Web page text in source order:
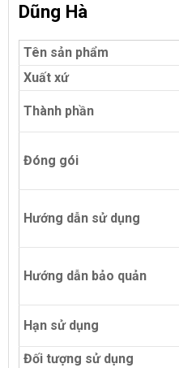
Dũng Hà
Tên sản phẩm
Xuất xứ
Thành phần
Đóng gói
Hướng dẫn sử dụng
Hướng dẫn bảo quản
Hạn sử dụng
Đối tượng sử dụng